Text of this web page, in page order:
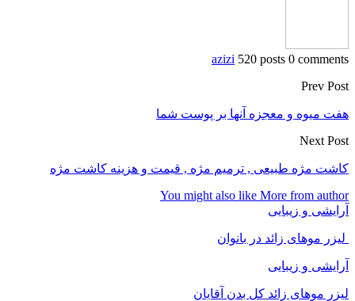
azizi 520 posts 0 comments
Prev Post
هفت میوه و معجزه آنها بر پوست شما
Next Post
کاشت مژه طبیعی , ترمیم مژه , قیمت و هزینه کاشت مژه
You might also like More from author
آرایشی و زیبایی
لیزر موهای زائد در بانوان
آرایشی و زیبایی
لیزر موهای زائد کل بدن آقایان